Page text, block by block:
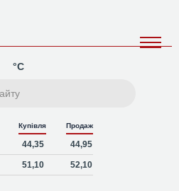
°C
Купівля Продаж
44,35 44,95
51,10 52,10